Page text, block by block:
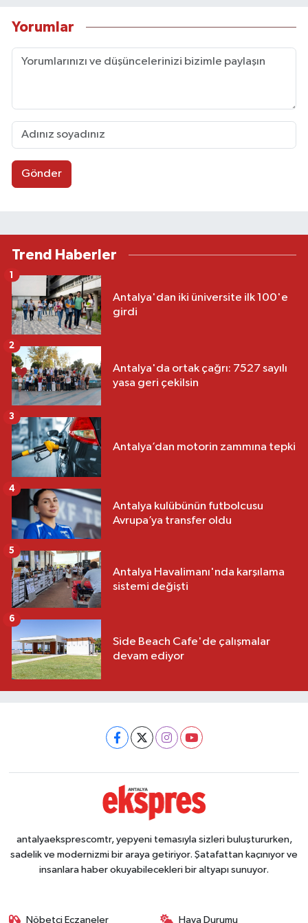
Yorumlar
Gönder
Trend Haberler
Antalya'dan iki üniversite ilk 100'e
girdi
1
Antalya'da ortak çağrı: 7527 sayılı
yasa geri çekilsin
2
Antalya’dan motorin zammına tepki
3
Antalya kulübünün futbolcusu
Avrupa’ya transfer oldu
4
Antalya Havalimanı'nda karşılama
sistemi değişti
5
Side Beach Cafe'de çalışmalar
devam ediyor
6
antalyaeksprescomtr, yepyeni temasıyla sizleri buluştururken,
sadelik ve modernizmi bir araya getiriyor. Şatafattan kaçınıyor ve
insanlara haber okuyabilecekleri bir altyapı sunuyor.
Nöbetçi Eczaneler Hava Durumu